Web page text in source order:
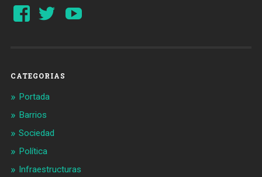
Ver
perfil
Ver
perfil
CATEGORIAS
Portada
Barrios
Sociedad
Política
Infraestructuras